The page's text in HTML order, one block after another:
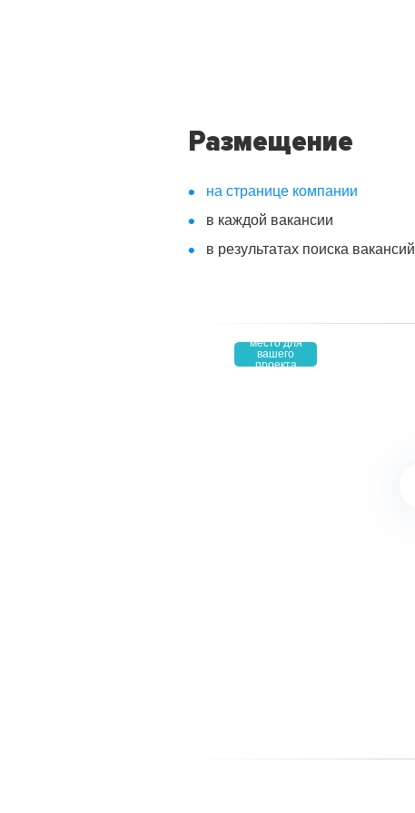
Размещение
на странице компании
в каждой вакансии
в результатах поиска вакансий
место для
вашего
проекта